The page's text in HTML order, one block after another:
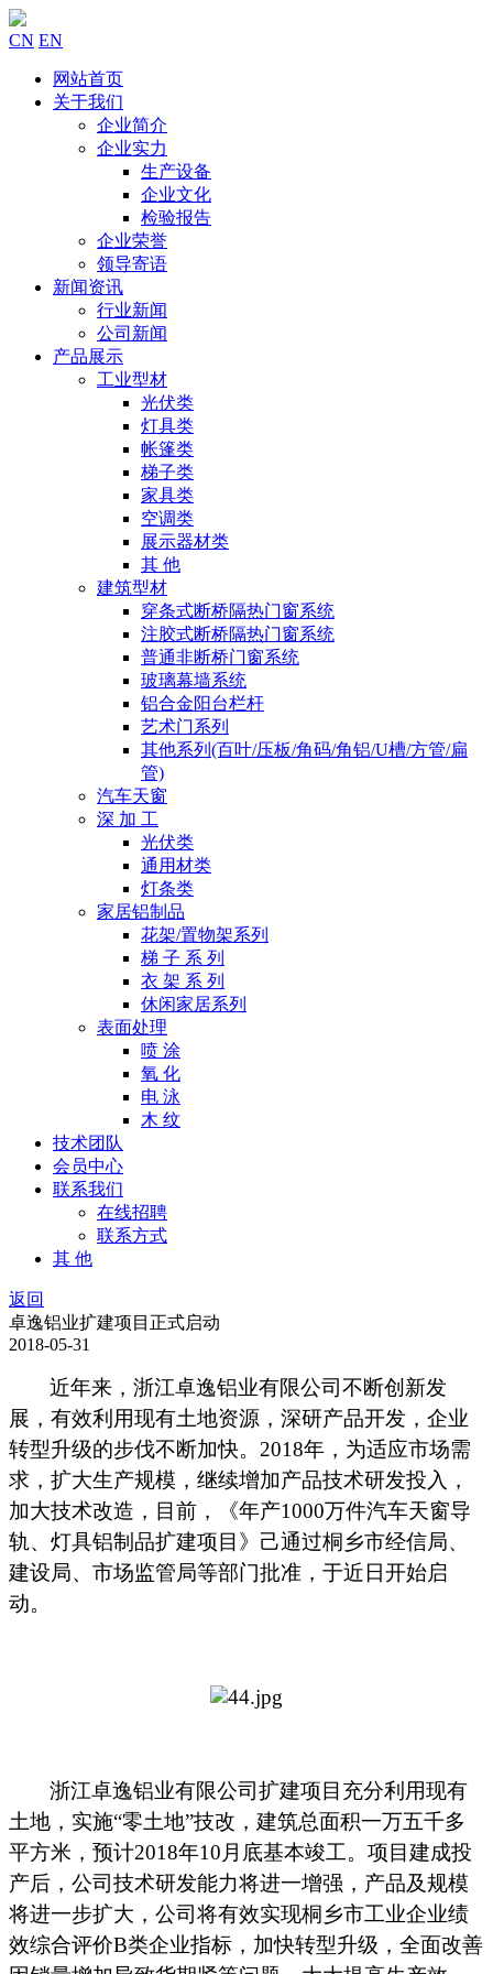
CN EN
网站首页
关于我们
企业简介
企业实力
生产设备
企业文化
检验报告
企业荣誉
领导寄语
新闻资讯
行业新闻
公司新闻
产品展示
工业型材
光伏类
灯具类
帐篷类
梯子类
家具类
空调类
展示器材类
其 他
建筑型材
穿条式断桥隔热门窗系统
注胶式断桥隔热门窗系统
普通非断桥门窗系统
玻璃幕墙系统
铝合金阳台栏杆
艺术门系列
其他系列(百叶/压板/角码/角铝/U槽/方管/扁
管)
汽车天窗
深 加 工
光伏类
通用材类
灯条类
家居铝制品
花架/置物架系列
梯 子 系 列
衣 架 系 列
休闲家居系列
表面处理
喷 涂
氧 化
电 泳
木 纹
技术团队
会员中心
联系我们
在线招聘
联系方式
其 他
返回
卓逸铝业扩建项目正式启动
2018-05-31
近年来，浙江卓逸铝业有限公司不断创新发
展，有效利用现有土地资源，深研产品开发，企业
转型升级的步伐不断加快。2018年，为适应市场需
求，扩大生产规模，继续增加产品技术研发投入，
加大技术改造，目前，《年产1000万件汽车天窗导
轨、灯具铝制品扩建项目》己通过桐乡市经信局、
建设局、市场监管局等部门批准，于近日开始启
动。
浙江卓逸铝业有限公司扩建项目充分利用现有
土地，实施“零土地”技改，建筑总面积一万五千多
平方米，预计2018年10月底基本竣工。项目建成投
产后，公司技术研发能力将进一增强，产品及规模
将进一步扩大，公司将有效实现桐乡市工业企业绩
效综合评价B类企业指标，加快转型升级，全面改善